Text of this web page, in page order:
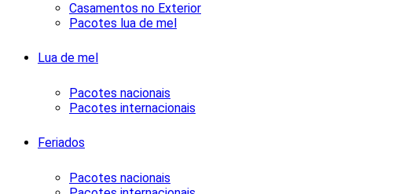
Casamentos no Exterior
Pacotes lua de mel
Lua de mel
Pacotes nacionais
Pacotes internacionais
Feriados
Pacotes nacionais